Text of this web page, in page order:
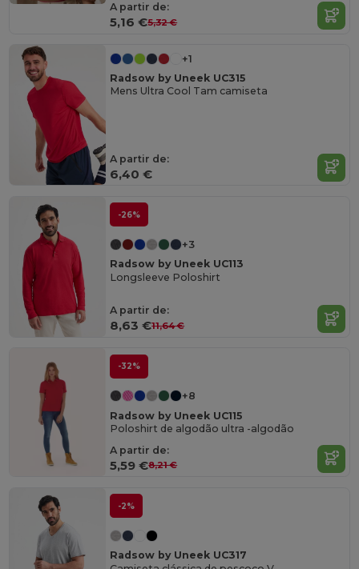
A partir de:
5,16 €5,32 €
+1
Radsow by Uneek UC315
Mens Ultra Cool Tam camiseta
A partir de:
6,40 €
-26%
+3
Radsow by Uneek UC113
Longsleeve Poloshirt
A partir de:
8,63 €11,64 €
-32%
+8
Radsow by Uneek UC115
Poloshirt de algodão ultra -algodão
A partir de:
5,59 €8,21 €
-2%
Radsow by Uneek UC317